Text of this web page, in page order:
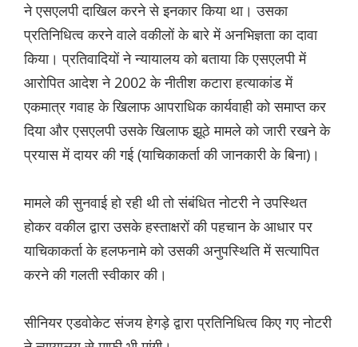
ने एसएलपी दाखिल करने से इनकार किया था। उसका
प्रतिनिधित्व करने वाले वकीलों के बारे में अनभिज्ञता का दावा
किया। प्रतिवादियों ने न्यायालय को बताया कि एसएलपी में
आरोपित आदेश ने 2002 के नीतीश कटारा हत्याकांड में
एकमात्र गवाह के खिलाफ आपराधिक कार्यवाही को समाप्त कर
दिया और एसएलपी उसके खिलाफ झूठे मामले को जारी रखने के
प्रयास में दायर की गई (याचिकाकर्ता की जानकारी के बिना)।
मामले की सुनवाई हो रही थी तो संबंधित नोटरी ने उपस्थित
होकर वकील द्वारा उसके हस्ताक्षरों की पहचान के आधार पर
याचिकाकर्ता के हलफनामे को उसकी अनुपस्थिति में सत्यापित
करने की गलती स्वीकार की।
सीनियर एडवोकेट संजय हेगड़े द्वारा प्रतिनिधित्व किए गए नोटरी